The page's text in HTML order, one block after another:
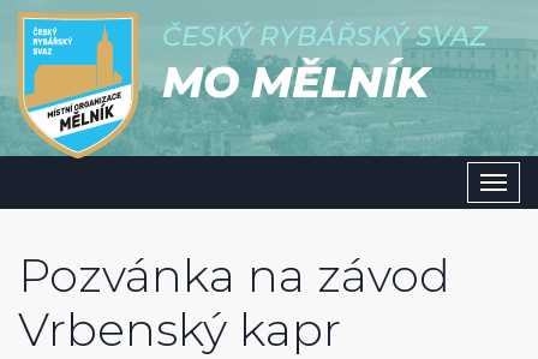
ČESKÝ RYBÁŘSKÝ SVAZ
MO MĚLNÍK
Pozvánka na závod
Vrbenský kapr